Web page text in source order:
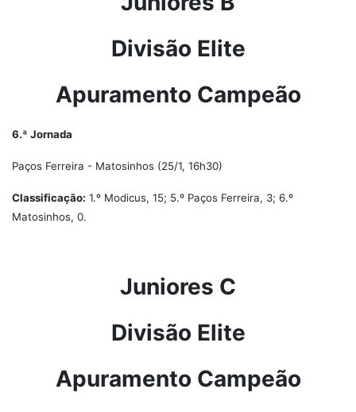
Divisão Elite
Apuramento Campeão
6.ª Jornada
Paços Ferreira - Matosinhos (25/1, 16h30)
Classificação: 1.º Modicus, 15; 5.º Paços Ferreira, 3; 6.º
Matosinhos, 0.
Juniores C
Divisão Elite
Apuramento Campeão